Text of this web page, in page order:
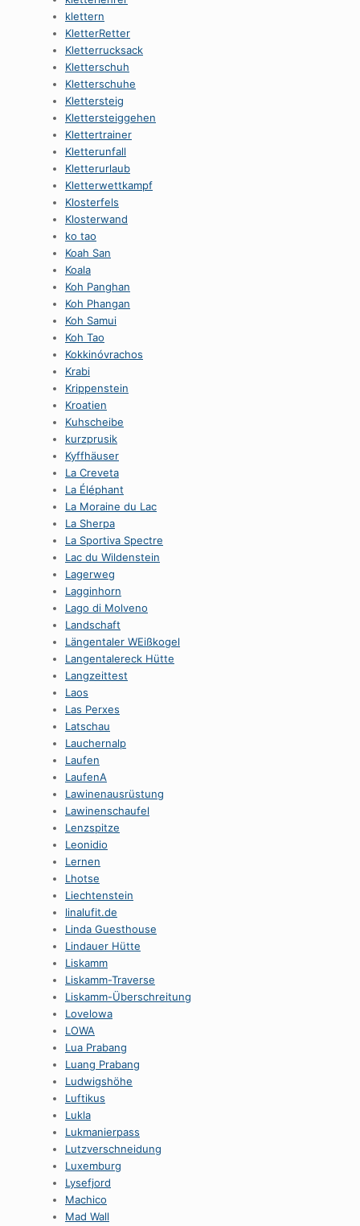
klettern
KletterRetter
Kletterrucksack
Kletterschuh
Kletterschuhe
Klettersteig
Klettersteiggehen
Klettertrainer
Kletterunfall
Kletterurlaub
Kletterwettkampf
Klosterfels
Klosterwand
ko tao
Koah San
Koala
Koh Panghan
Koh Phangan
Koh Samui
Koh Tao
Kokkinóvrachos
Krabi
Krippenstein
Kroatien
Kuhscheibe
kurzprusik
Kyffhäuser
La Creveta
La Éléphant
La Moraine du Lac
La Sherpa
La Sportiva Spectre
Lac du Wildenstein
Lagerweg
Lagginhorn
Lago di Molveno
Landschaft
Längentaler WEißkogel
Langentalereck Hütte
Langzeittest
Laos
Las Perxes
Latschau
Lauchernalp
Laufen
LaufenA
Lawinenausrüstung
Lawinenschaufel
Lenzspitze
Leonidio
Lernen
Lhotse
Liechtenstein
linalufit.de
Linda Guesthouse
Lindauer Hütte
Liskamm
Liskamm-Traverse
Liskamm-Überschreitung
Lovelowa
LOWA
Lua Prabang
Luang Prabang
Ludwigshöhe
Luftikus
Lukla
Lukmanierpass
Lutzverschneidung
Luxemburg
Lysefjord
Machico
Mad Wall